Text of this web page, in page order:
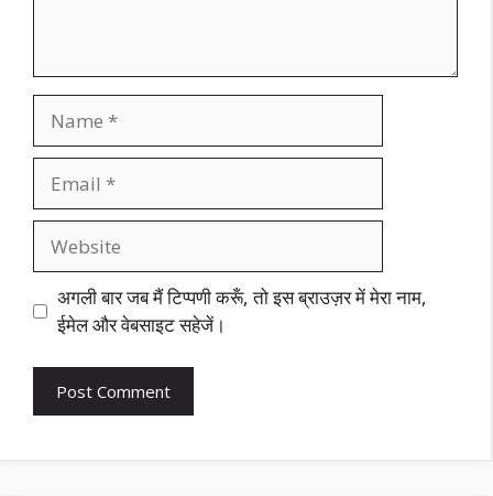
अगली बार जब मैं टिप्पणी करूँ, तो इस ब्राउज़र में मेरा नाम,
ईमेल और वेबसाइट सहेजें।